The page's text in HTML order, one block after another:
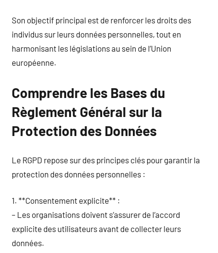
Son objectif principal est de renforcer les droits des
individus sur leurs données personnelles, tout en
harmonisant les législations au sein de l’Union
européenne.
Comprendre les Bases du
Règlement Général sur la
Protection des Données
Le RGPD repose sur des principes clés pour garantir la
protection des données personnelles :
1. **Consentement explicite** :
– Les organisations doivent s’assurer de l’accord
explicite des utilisateurs avant de collecter leurs
données.